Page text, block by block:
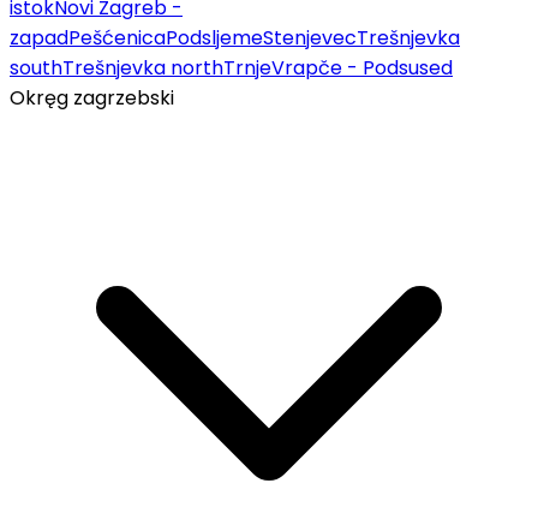
istokNovi Zagreb -
zapadPešćenicaPodsljemeStenjevecTrešnjevka
southTrešnjevka northTrnjeVrapče - Podsused
Okręg zagrzebski